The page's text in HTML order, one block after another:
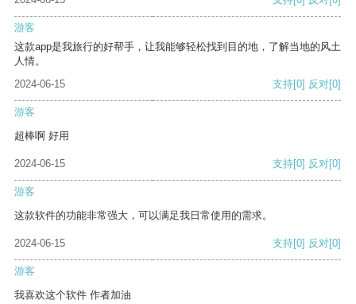
游客
这款app是我旅行的好帮手，让我能够轻松找到目的地，了解当地的风土
人情。
2024-06-15
支持[0] 反对[0]
游客
超棒啊 好用
2024-06-15 支持[0] 反对[0]
游客
这款软件的功能非常强大，可以满足我日常使用的需求。
2024-06-15 支持[0] 反对[0]
游客
我喜欢这个软件 作者加油